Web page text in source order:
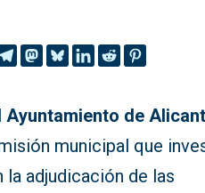
Ayuntamiento de
municipal que
adjudicación de las